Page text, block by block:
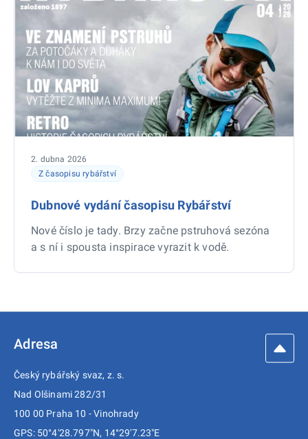
Z časopisu rybářství
2. dubna 2026
Dubnové vydání časopisu Rybářství
Nové číslo je tady. Brzy začne pstruhová sezóna
a s ní i spousta inspirace vyrazit k vodě.
Adresa
Český rybářský svaz, z. s.
Nad Olšinami 282/31
100 00 Praha 10 - Vinohrady
GPS: 50°4'28.797"N, 14°29'7.23"E